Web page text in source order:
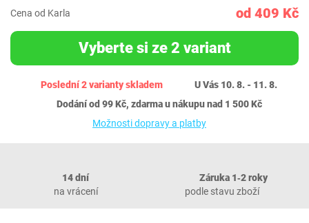
Cena od Karla od 409 Kč
Vyberte si ze 2 variant
Poslední 2 varianty skladem
U Vás 10. 8. - 11. 8.
Dodání od 99 Kč, zdarma u nákupu nad 1 500 Kč
Možnosti dopravy a platby
14 dní
na vrácení
Záruka 1‐2 roky
podle stavu zboží